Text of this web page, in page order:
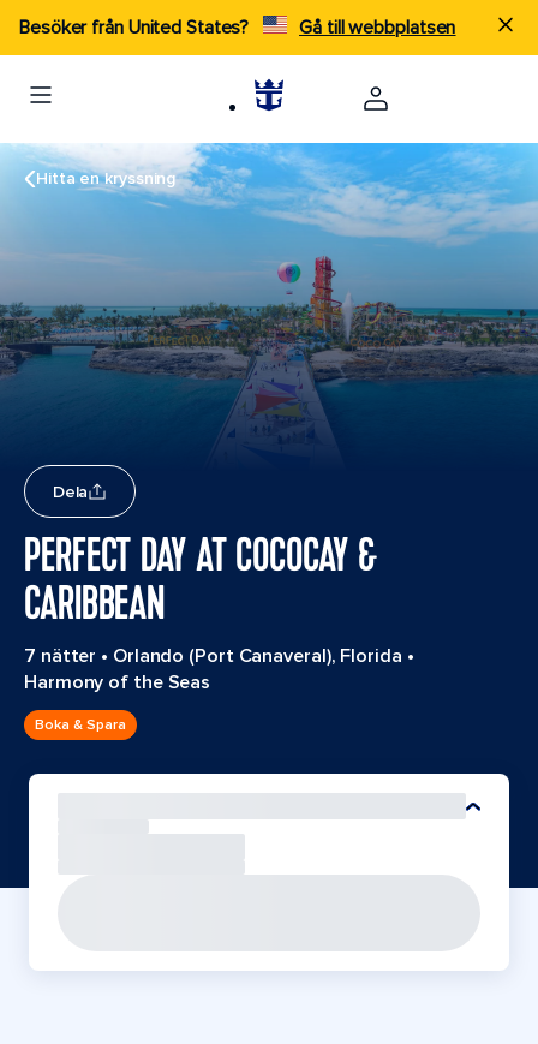
Besöker från United States? Gå till webbplatsen
Hitta en kryssning
Dela
PERFECT DAY AT COCOCAY &
CARIBBEAN
7 nätter • Orlando (Port Canaveral), Florida •
Harmony of the Seas
Boka & Spara